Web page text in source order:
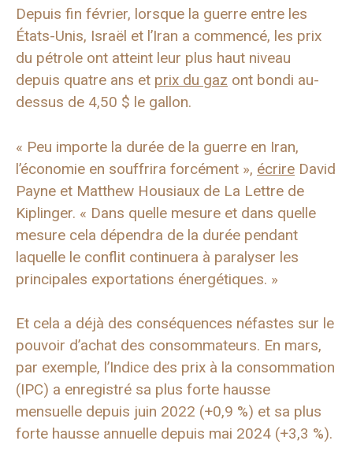
Depuis fin février, lorsque la guerre entre les
États-Unis, Israël et l’Iran a commencé, les prix
du pétrole ont atteint leur plus haut niveau
depuis quatre ans et prix du gaz ont bondi au-
dessus de 4,50 $ le gallon.
« Peu importe la durée de la guerre en Iran,
l’économie en souffrira forcément », écrire David
Payne et Matthew Housiaux de La Lettre de
Kiplinger. « Dans quelle mesure et dans quelle
mesure cela dépendra de la durée pendant
laquelle le conflit continuera à paralyser les
principales exportations énergétiques. »
Et cela a déjà des conséquences néfastes sur le
pouvoir d’achat des consommateurs. En mars,
par exemple, l’Indice des prix à la consommation
(IPC) a enregistré sa plus forte hausse
mensuelle depuis juin 2022 (+0,9 %) et sa plus
forte hausse annuelle depuis mai 2024 (+3,3 %).